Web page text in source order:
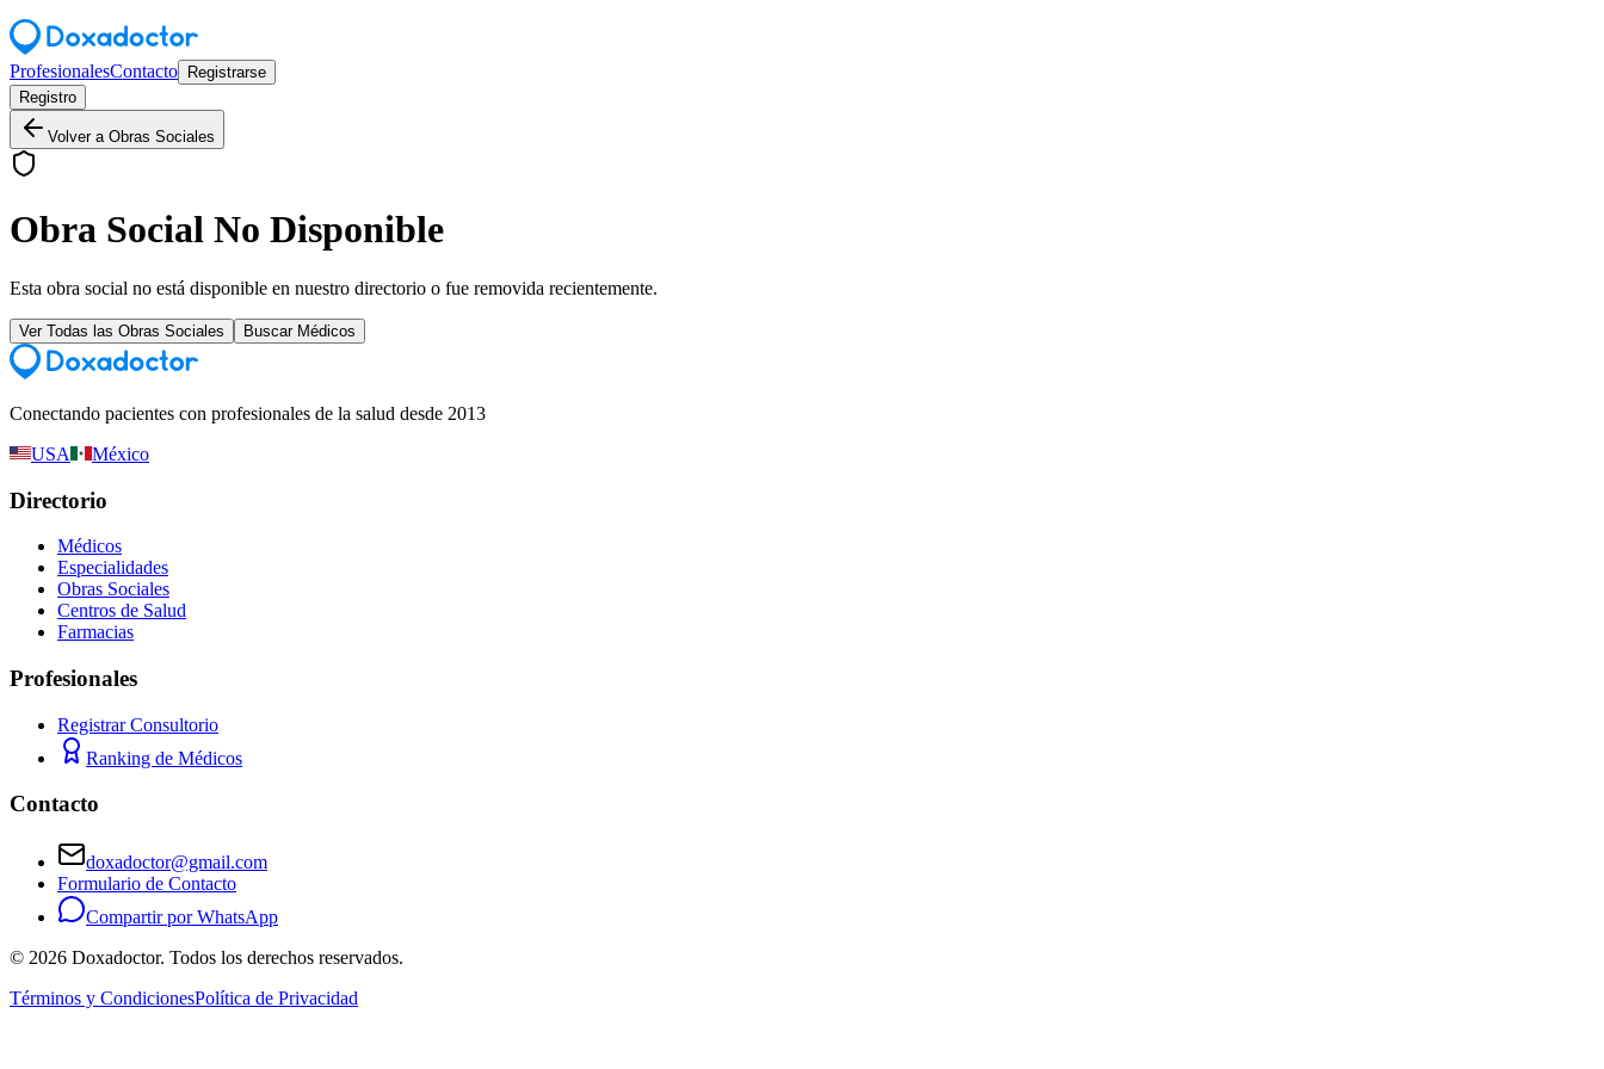
ProfesionalesContacto
Registrarse
Registro
Volver a Obras Sociales
Obra Social No Disponible
Esta obra social no está disponible en nuestro directorio o fue removida recientemente.
Ver Todas las Obras Sociales Buscar Médicos
Conectando pacientes con profesionales de la salud desde 2013
USA
México
Directorio
Médicos
Especialidades
Obras Sociales
Centros de Salud
Farmacias
Profesionales
Registrar Consultorio
Ranking de Médicos
Contacto
doxadoctor@gmail.com
Formulario de Contacto
Compartir por WhatsApp
© 2026 Doxadoctor. Todos los derechos reservados.
Términos y CondicionesPolítica de Privacidad